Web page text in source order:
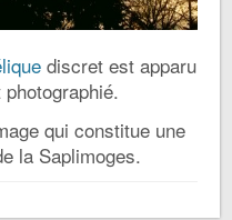
discret est apparu
qui constitue une
la Saplimoges.